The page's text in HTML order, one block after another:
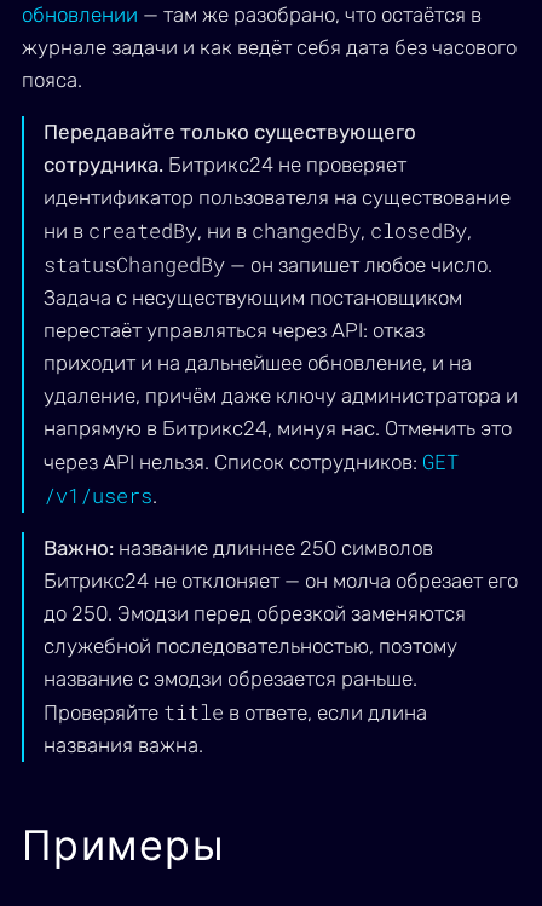
обновлении — там же разобрано, что остаётся в
журнале задачи и как ведёт себя дата без часового
пояса.
Передавайте только существующего
сотрудника. Битрикс24 не проверяет
идентификатор пользователя на существование
ни в createdBy, ни в changedBy, closedBy,
statusChangedBy — он запишет любое число.
Задача с несуществующим постановщиком
перестаёт управляться через API: отказ
приходит и на дальнейшее обновление, и на
удаление, причём даже ключу администратора и
напрямую в Битрикс24, минуя нас. Отменить это
через API нельзя. Список сотрудников: GET
/v1/users.
Важно: название длиннее 250 символов
Битрикс24 не отклоняет — он молча обрезает его
до 250. Эмодзи перед обрезкой заменяются
служебной последовательностью, поэтому
название с эмодзи обрезается раньше.
Проверяйте title в ответе, если длина
названия важна.
Примеры